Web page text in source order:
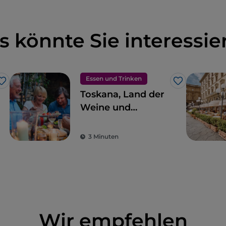
könnte Sie
Like
Essen und Trinken
Like
Toskana, Land der
Weine und
Speisen
3 Minuten
Wir empfehlen